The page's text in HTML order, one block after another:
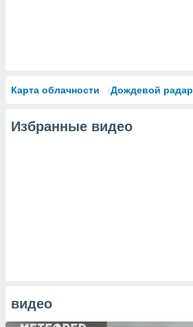
Карта облачности Дождевой радар
Избранные видео
видео